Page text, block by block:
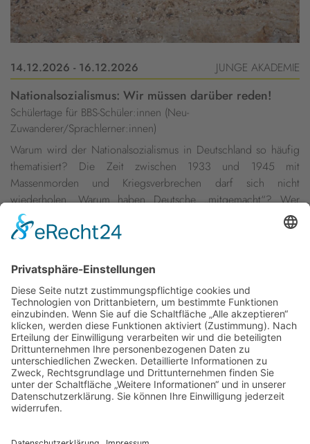
14.12.2026 - 16.12.2026 JUNGE AKADEMIE
Nationalsozialismus: Wir müssen darüber reden!
Schülertage für BBS-Schüler:innen (Neu-
Zuwanderer/Sprachlerner:innen)
Warum wird der Nationalsozialismus in Deutschland so häufig
thematisiert? Die Zeit zwischen 1933 und 1945 mit
Massenmorden und Kriegsverbrechen darf sich nicht
wiederholen. Warum haben Deutsche „mitgemacht“? Wer
gehörte damals zur Gesellschaft, wer nicht, und wie wurde
dies begründet? Was motiviert Menschen heute, an diese Zeit
weiterlesen »
Newsletter
Presse
Anfahrt
Partner
Schutzkonzept